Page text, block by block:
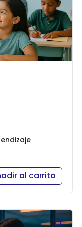
al carrito